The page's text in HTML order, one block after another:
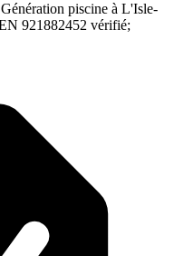
piscine à L'Isle-
921882452 vérifié;